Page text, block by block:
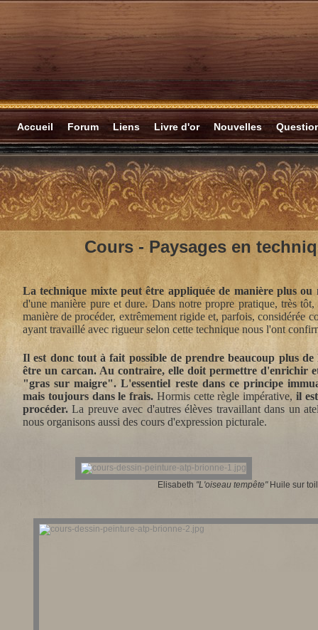
Accueil Forum Liens Livre d'or Nouvelles
Cours - Paysages en
La technique mixte peut être appliquée de manière plus ou
d'une manière pure et dure. Dans notre propre pratique, très
manière de procéder, extrêmement rigide et, parfois, considérée
ayant travaillé avec rigueur selon cette technique nous l'ont
Il est donc tout à fait possible de prendre beaucoup plus
être un carcan. Au contraire, elle doit permettre d'enrichir
"gras sur maigre".L'essentiel reste dans ce principe
mais toujours dans le frais. Hormis cette règle impérative, il
procéder. La preuve avec d'autres élèves travaillant dans un
nous organisons aussi des cours d'expression picturale.
Elisabeth "L'oiseau tempête"Huile sur